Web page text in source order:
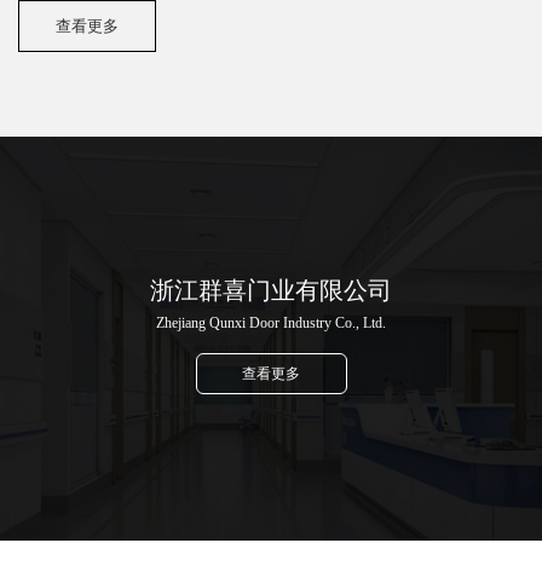
查看更多
浙江群喜门业有限公司
Zhejiang Qunxi Door Industry Co., Ltd.
查看更多